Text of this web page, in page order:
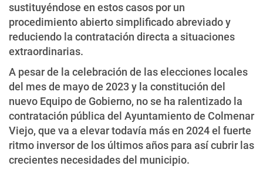
sustituyéndose en estos casos por un
procedimiento abierto simplificado abreviado y
reduciendo la contratación directa a situaciones
extraordinarias.
A pesar de la celebración de las elecciones locales
del mes de mayo de 2023 y la constitución del
nuevo Equipo de Gobierno, no se ha ralentizado la
contratación pública del Ayuntamiento de Colmenar
Viejo, que va a elevar todavía más en 2024 el fuerte
ritmo inversor de los últimos años para así cubrir las
crecientes necesidades del municipio.